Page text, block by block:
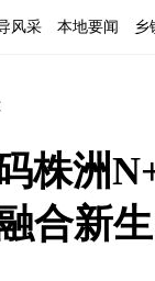
风采 本地要闻 乡
株洲
合新生